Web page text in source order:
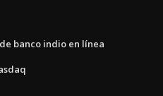
banco indio en línea